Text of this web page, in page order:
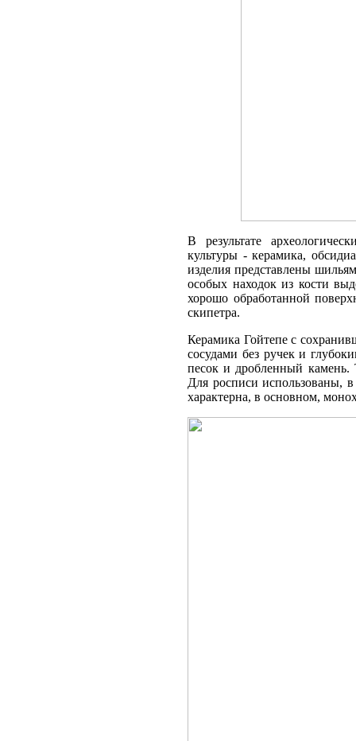
В результате
культуры - керамика,
изделия представлены
особых находок из кости
хорошо обработанной
скипетра.
Керамика Гойтепе с
сосудами без ручек и
песок и дробленный камень.
Для росписи использованы,
характерна, в основном,